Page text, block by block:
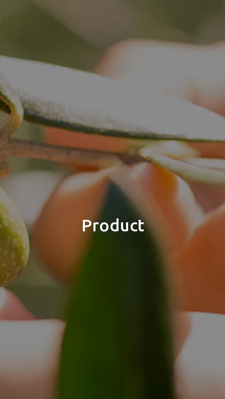
Product